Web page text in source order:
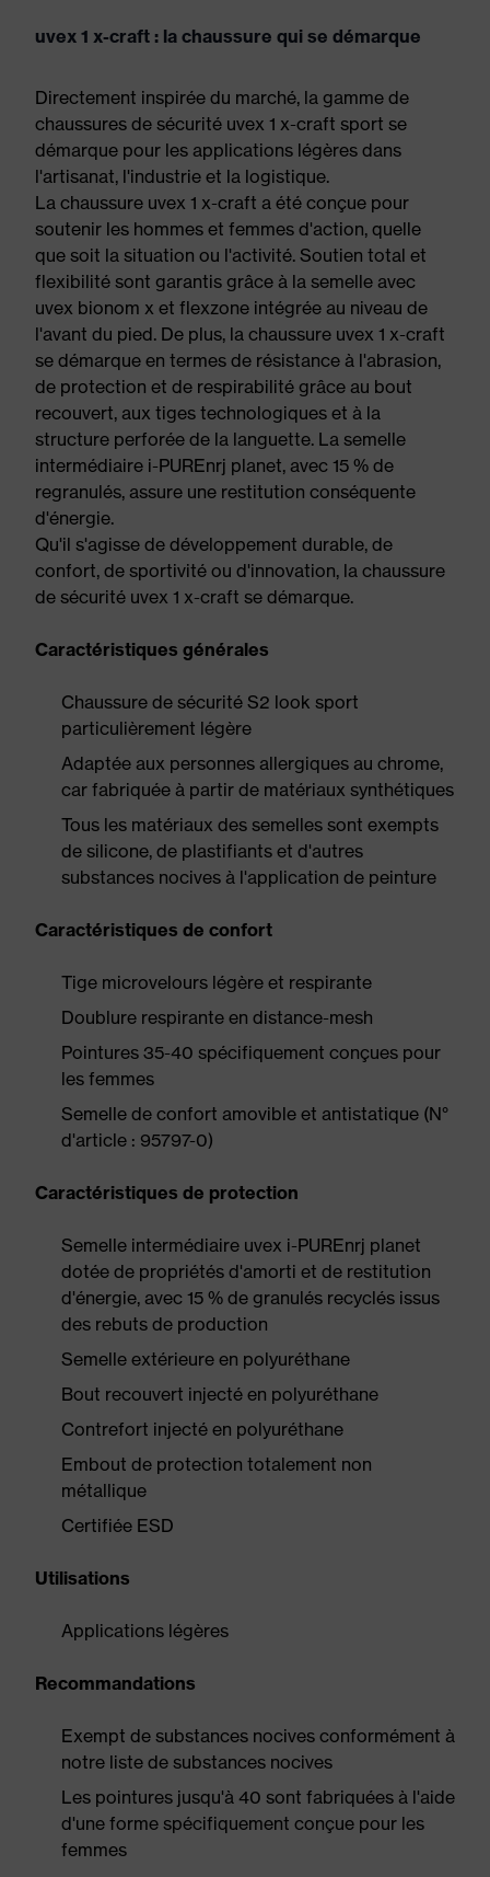
uvex 1 x-craft : la chaussure qui se démarque
Directement inspirée du marché, la gamme de
chaussures de sécurité uvex 1 x-craft sport se
démarque pour les applications légères dans
l'artisanat, l'industrie et la logistique.
La chaussure uvex 1 x-craft a été conçue pour
soutenir les hommes et femmes d'action, quelle
que soit la situation ou l'activité. Soutien total et
flexibilité sont garantis grâce à la semelle avec
uvex bionom x et flexzone intégrée au niveau de
l'avant du pied. De plus, la chaussure uvex 1 x-craft
se démarque en termes de résistance à l'abrasion,
de protection et de respirabilité grâce au bout
recouvert, aux tiges technologiques et à la
structure perforée de la languette. La semelle
intermédiaire i-PUREnrj planet, avec 15 % de
regranulés, assure une restitution conséquente
d'énergie.
Qu'il s'agisse de développement durable, de
confort, de sportivité ou d'innovation, la chaussure
de sécurité uvex 1 x-craft se démarque.
Caractéristiques générales
Chaussure de sécurité S2 look sport
particulièrement légère
Adaptée aux personnes allergiques au chrome,
car fabriquée à partir de matériaux synthétiques
Tous les matériaux des semelles sont exempts
de silicone, de plastifiants et d'autres
substances nocives à l'application de peinture
Caractéristiques de confort
Tige microvelours légère et respirante
Doublure respirante en distance-mesh
Pointures 35-40 spécifiquement conçues pour
les femmes
Semelle de confort amovible et antistatique (N°
d'article : 95797-0)
Caractéristiques de protection
Semelle intermédiaire uvex i-PUREnrj planet
dotée de propriétés d'amorti et de restitution
d'énergie, avec 15 % de granulés recyclés issus
des rebuts de production
Semelle extérieure en polyuréthane
Bout recouvert injecté en polyuréthane
Contrefort injecté en polyuréthane
Embout de protection totalement non
métallique
Certifiée ESD
Utilisations
Applications légères
Recommandations
Exempt de substances nocives conformément à
notre liste de substances nocives
Les pointures jusqu'à 40 sont fabriquées à l'aide
d'une forme spécifiquement conçue pour les
femmes